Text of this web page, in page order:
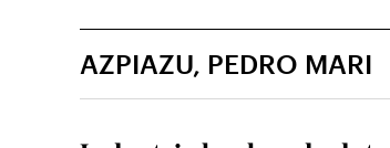
AZPIAZU, PEDRO MARI